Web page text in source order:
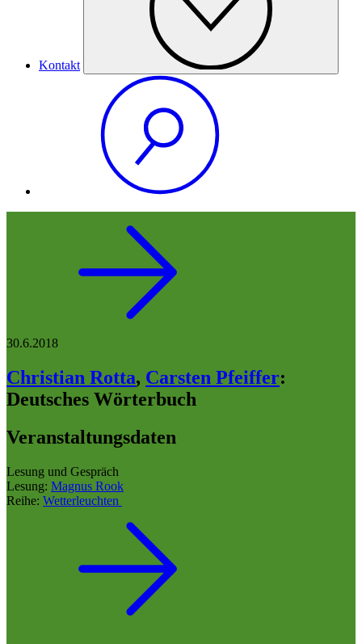
Kontakt
30.6.2018
Christian Rotta, Carsten Pfeiffer:
Deutsches Wörterbuch
Veranstaltungsdaten
Lesung und Gespräch
Lesung: Magnus Rook
Reihe: Wetterleuchten